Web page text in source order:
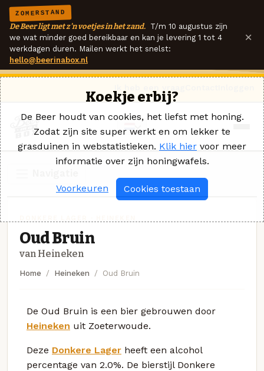
ZOMERSTAND
De Beer ligt met z'n voetjes in het zand. T/m 10 augustus zijn
we wat minder goed bereikbaar en kan je levering 1 tot 4
werkdagen duren. Mailen werkt het snelst:
hello@beerinabox.nl
×
Oud Bruin
van Heineken
Home Heineken Oud Bruin
De Oud Bruin is een bier gebrouwen door
Heineken uit Zoeterwoude.
Deze Donkere Lager heeft een alcohol
percentage van 2.0%. De bierstijl Donkere
Koekje erbij?
De Beer houdt van cookies, het liefst met honing.
Zodat zijn site super werkt en om lekker te
grasduinen in webstatistieken. Klik hier voor meer
informatie over zijn honingwafels.
Voorkeuren Cookies toestaan